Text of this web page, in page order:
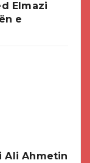
Elmazi
e
Ali Ahmetin